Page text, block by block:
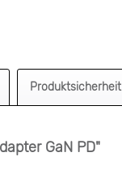
Produktsicherheit
GaN PD"